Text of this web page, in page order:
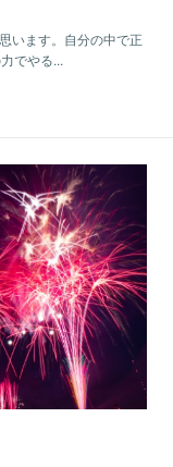
います。自分の中で正
でやる...